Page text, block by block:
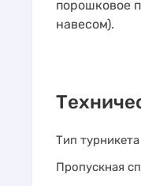
порошковое
навесом).
Тип турникета
Пропускная